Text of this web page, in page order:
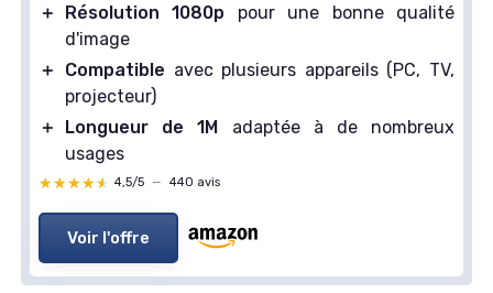
＋ Résolution 1080p pour une bonne qualité
d'image
＋
Compatible avec plusieurs appareils (PC, TV,
projecteur)
＋
Longueur de 1M adaptée à de nombreux
usages
★★★★★
★★★★★ 4,5/5 — 440 avis
Voir l'offre